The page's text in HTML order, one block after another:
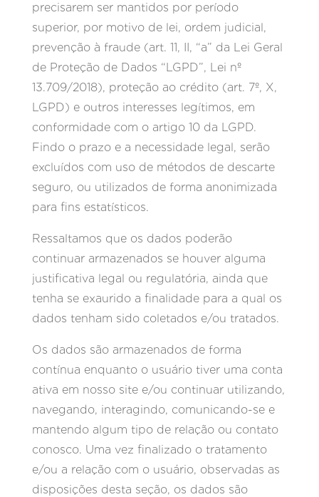
precisarem ser mantidos por período
superior, por motivo de lei, ordem judicial,
prevenção à fraude (art. 11, II, “a” da Lei Geral
de Proteção de Dados “LGPD”, Lei nº
13.709/2018), proteção ao crédito (art. 7º, X,
LGPD) e outros interesses legítimos, em
conformidade com o artigo 10 da LGPD.
Findo o prazo e a necessidade legal, serão
excluídos com uso de métodos de descarte
seguro, ou utilizados de forma anonimizada
para fins estatísticos.
Ressaltamos que os dados poderão
continuar armazenados se houver alguma
justificativa legal ou regulatória, ainda que
tenha se exaurido a finalidade para a qual os
dados tenham sido coletados e/ou tratados.
Os dados são armazenados de forma
contínua enquanto o usuário tiver uma conta
ativa em nosso site e/ou continuar utilizando,
navegando, interagindo, comunicando-se e
mantendo algum tipo de relação ou contato
conosco. Uma vez finalizado o tratamento
e/ou a relação com o usuário, observadas as
disposições desta seção, os dados são